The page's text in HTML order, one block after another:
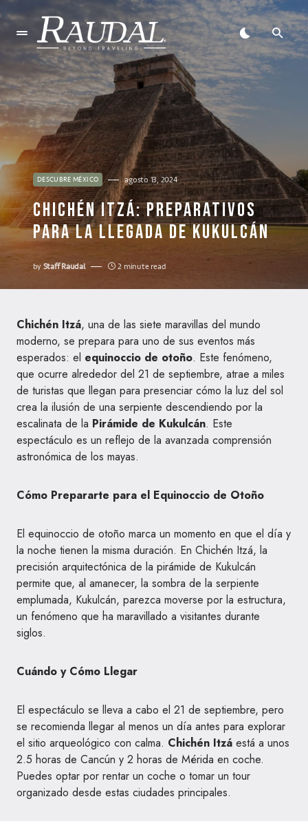
DESCUBRE MÉXICO agosto 13, 2024
CHICHÉN ITZÁ: PREPARATIVOS
PARA LA LLEGADA DE KUKULCÁN
byStaff Raudal 2 minute read
Chichén Itzá, una de las siete maravillas del mundo
moderno, se prepara para uno de sus eventos más
esperados: el equinoccio de otoño. Este fenómeno,
que ocurre alrededor del 21 de septiembre, atrae a miles
de turistas que llegan para presenciar cómo la luz del sol
crea la ilusión de una serpiente descendiendo por la
escalinata de la Pirámide de Kukulcán. Este
espectáculo es un reflejo de la avanzada comprensión
astronómica de los mayas.
Cómo Prepararte para el Equinoccio de Otoño
El equinoccio de otoño marca un momento en que el día y
la noche tienen la misma duración. En Chichén Itzá, la
precisión arquitectónica de la pirámide de Kukulcán
permite que, al amanecer, la sombra de la serpiente
emplumada, Kukulcán, parezca moverse por la estructura,
un fenómeno que ha maravillado a visitantes durante
siglos.
Cuándo y Cómo Llegar
El espectáculo se lleva a cabo el 21 de septiembre, pero
se recomienda llegar al menos un día antes para explorar
el sitio arqueológico con calma. Chichén Itzá está a unos
2.5 horas de Cancún y 2 horas de Mérida en coche.
Puedes optar por rentar un coche o tomar un tour
organizado desde estas ciudades principales.